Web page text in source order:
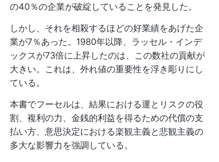
の40％の企業が破綻していることを発見した。
しかし、それを相殺するほどの好業績をあげた企
業が7％あった。1980年以降、ラッセル・インデ
ックスが73倍に上昇したのは、この数社の貢献が
大きい。これは、外れ値の重要性を浮き彫りにし
ている。
本書でフーセルは、結果における運とリスクの役
割、複利の力、金銭的利益を得るための代償の支
払い方、意思決定における楽観主義と悲観主義の
多大な影響力を強調している。